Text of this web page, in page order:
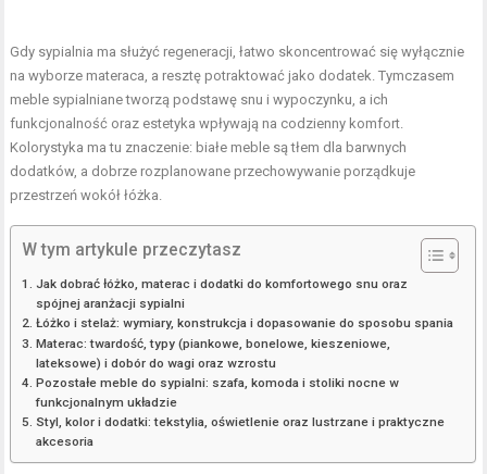
Gdy sypialnia ma służyć regeneracji, łatwo skoncentrować się wyłącznie
na wyborze materaca, a resztę potraktować jako dodatek. Tymczasem
meble sypialniane tworzą podstawę snu i wypoczynku, a ich
funkcjonalność oraz estetyka wpływają na codzienny komfort.
Kolorystyka ma tu znaczenie: białe meble są tłem dla barwnych
dodatków, a dobrze rozplanowane przechowywanie porządkuje
przestrzeń wokół łóżka.
W tym artykule przeczytasz
Jak dobrać łóżko, materac i dodatki do komfortowego snu oraz
spójnej aranżacji sypialni
Łóżko i stelaż: wymiary, konstrukcja i dopasowanie do sposobu spania
Materac: twardość, typy (piankowe, bonelowe, kieszeniowe,
lateksowe) i dobór do wagi oraz wzrostu
Pozostałe meble do sypialni: szafa, komoda i stoliki nocne w
funkcjonalnym układzie
Styl, kolor i dodatki: tekstylia, oświetlenie oraz lustrzane i praktyczne
akcesoria